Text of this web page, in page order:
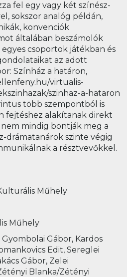
fel egy vagy két színész-
sokszor analóg példán,
konvenciók
általában beszámolók
egyes csoportok játékban és
az adott
Színház a határon,
virtualis-
szinhaz-a-hataron
több szempontból is
fejtéshez alakítanak direkt
mindig bontják meg a
drámatanárok szinte végig
a résztvevőkkel.
Műhely
Műhely
Gábor, Kardos
Edit, Sereglei
Gábor, Zelei
Blanka/Zétényi